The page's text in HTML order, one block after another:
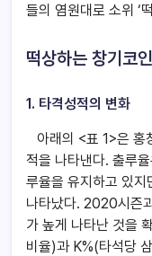
들의 염원대로 소위 ‘
떡상하는 창기코인
1. 타격성적의 변화
아래의 <표 1>은 홍
적을 나타낸다. 출루
루율을 유지하고 있
나타났다. 2020시즌
가 높게 나타난 것을
비율)과 K%(타석당